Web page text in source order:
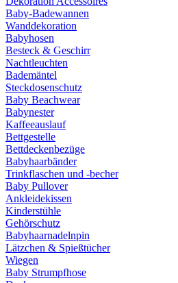
Baby-Badewannen
Wanddekoration
Babyhosen
Besteck & Geschirr
Nachtleuchten
Bademäntel
Steckdosenschutz
Baby Beachwear
Babynester
Kaffeeauslauf
Bettgestelle
Bettdeckenbezüge
Babyhaarbänder
Trinkflaschen und -becher
Baby Pullover
Ankleidekissen
Kinderstühle
Gehörschutz
Babyhaarnadelnpin
Lätzchen & Spießtücher
Wiegen
Baby Strumpfhose